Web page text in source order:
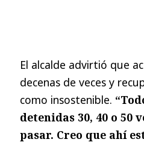
El alcalde advirtió que
decenas de veces y
como insostenible.
detenidas 30, 40 o 50
pasar. Creo que ahí